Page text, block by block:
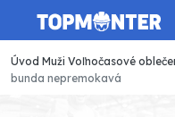
Úvod Muži Voľnočasové
bunda nepremokavá